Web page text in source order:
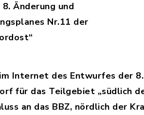
Änderung und
Nr.11 der
Internet des Entwurfes der
für das Teilgebiet „südlich
an das BBZ, nördlich der